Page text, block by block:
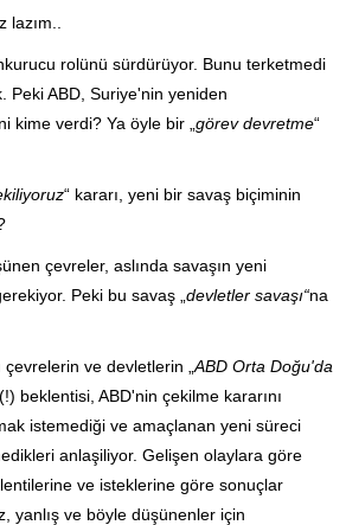
rolünü sürdürüyor. Bunu terketmedi
Peki ABD, Suriye'nin yeniden
kime verdi? Ya öyle bir „ görev devretme“
“ kararı, yeni bir savaş biçiminin
çevreler, aslında savaşın yeni
Peki bu savaş „ devletler savaşı“na
ve devletlerin „ ABD Orta Doğu'da
beklentisi, ABD'nin çekilme kararını
istemediği ve amaçlanan yeni süreci
anlaşiliyor. Gelişen olaylara göre
ve isteklerine göre sonuçlar
yanlış ve böyle düşünenler için